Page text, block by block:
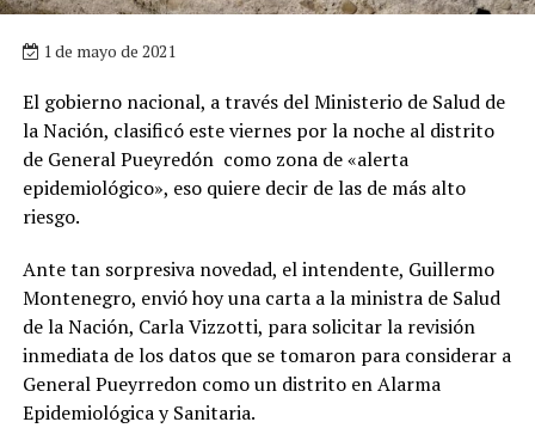
1 de mayo de 2021
El gobierno nacional, a través del Ministerio de Salud de
la Nación, clasificó este viernes por la noche al distrito
de General Pueyredón como zona de «alerta
epidemiológico», eso quiere decir de las de más alto
riesgo.
Ante tan sorpresiva novedad, el intendente, Guillermo
Montenegro, envió hoy una carta a la ministra de Salud
de la Nación, Carla Vizzotti, para solicitar la revisión
inmediata de los datos que se tomaron para considerar a
General Pueyrredon como un distrito en Alarma
Epidemiológica y Sanitaria.